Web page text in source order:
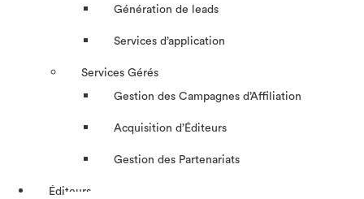
Génération de leads
Services d’application
Services Gérés
Gestion des Campagnes d’Affiliation​
Acquisition d’Éditeurs
Gestion des Partenariats
Éditeurs